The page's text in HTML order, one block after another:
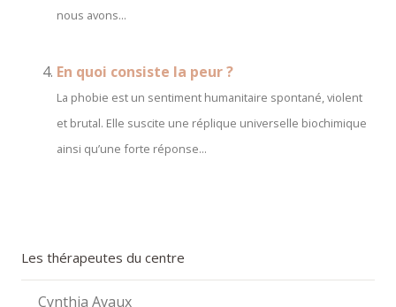
nous avons...
En quoi consiste la peur ?
La phobie est un sentiment humanitaire spontané, violent
et brutal. Elle suscite une réplique universelle biochimique
ainsi qu’une forte réponse...
Les thérapeutes du centre
Cynthia Avaux